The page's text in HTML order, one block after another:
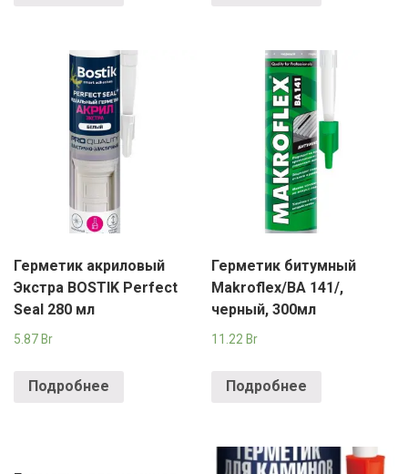
Герметик акриловый
Экстра BOSTIK Perfect
Seal 280 мл
5.87 Br
Подробнее
Герметик битумный
Makroflex/BA 141/,
черный, 300мл
11.22 Br
Подробнее